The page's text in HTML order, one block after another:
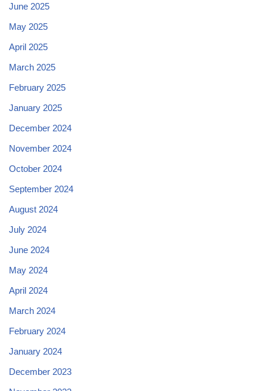
June 2025
May 2025
April 2025
March 2025
February 2025
January 2025
December 2024
November 2024
October 2024
September 2024
August 2024
July 2024
June 2024
May 2024
April 2024
March 2024
February 2024
January 2024
December 2023